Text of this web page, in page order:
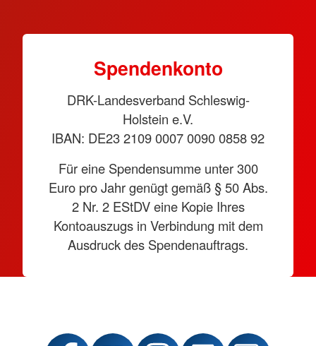
Spendenkonto
DRK-Landesverband Schleswig-
Holstein e.V.
IBAN: DE23 2109 0007 0090 0858 92
Für eine Spendensumme unter 300
Euro pro Jahr genügt gemäß § 50 Abs.
2 Nr. 2 EStDV eine Kopie Ihres
Kontoauszugs in Verbindung mit dem
Ausdruck des Spendenauftrags.